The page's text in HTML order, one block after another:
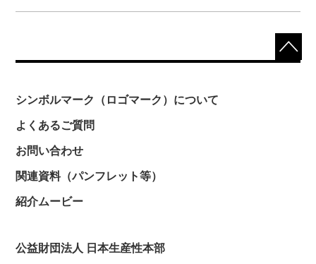
シンボルマーク（ロゴマーク）について
よくあるご質問
お問い合わせ
関連資料（パンフレット等）
紹介ムービー
公益財団法人 日本生産性本部